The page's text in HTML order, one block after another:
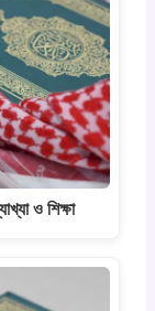
ও শিক্ষা